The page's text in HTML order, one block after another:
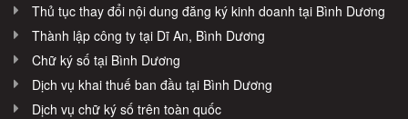
Thủ tục thay đổi nội dung đăng ký kinh doanh tại Bình Dương
Thành lập công ty tại Dĩ An, Bình Dương
Chữ ký số tại Bình Dương
Dịch vụ khai thuế ban đầu tại Bình Dương
Dịch vụ chữ ký số trên toàn quốc